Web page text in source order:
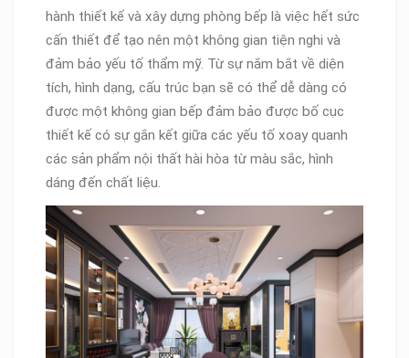
hành thiết kế và xây dựng phòng bếp là việc hết sức
cấn thiết để tạo nên một không gian tiện nghi và
đảm bảo yếu tố thẩm mỹ. Từ sự nắm bắt về diện
tích, hình dạng, cấu trúc bạn sẽ có thể dễ dàng có
được một không gian bếp đảm bảo được bố cục
thiết kế có sự gắn kết giữa các yếu tố xoay quanh
các sản phẩm nội thất hài hòa từ màu sắc, hình
dáng đến chất liệu.